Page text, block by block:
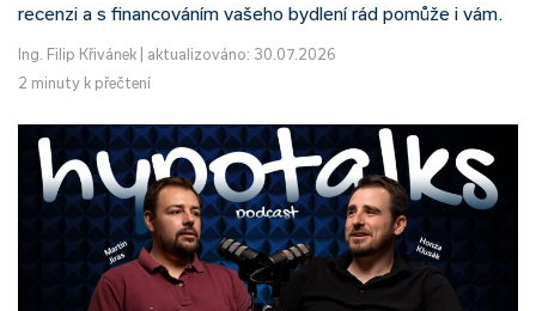
recenzi a s financováním vašeho bydlení rád pomůže i vám.
Ing. Filip Křivánek
aktualizováno: 30.07.2026
2 minuty k přečtení